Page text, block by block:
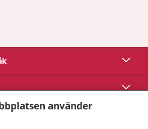
Visa
Visa
använder